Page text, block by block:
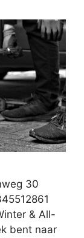
30
& All-
bent naar